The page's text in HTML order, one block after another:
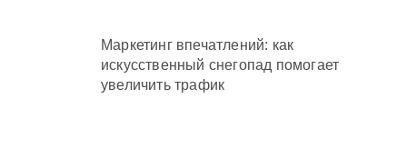
Маркетинг впечатлений: как
искусственный снегопад помогает
увеличить трафик